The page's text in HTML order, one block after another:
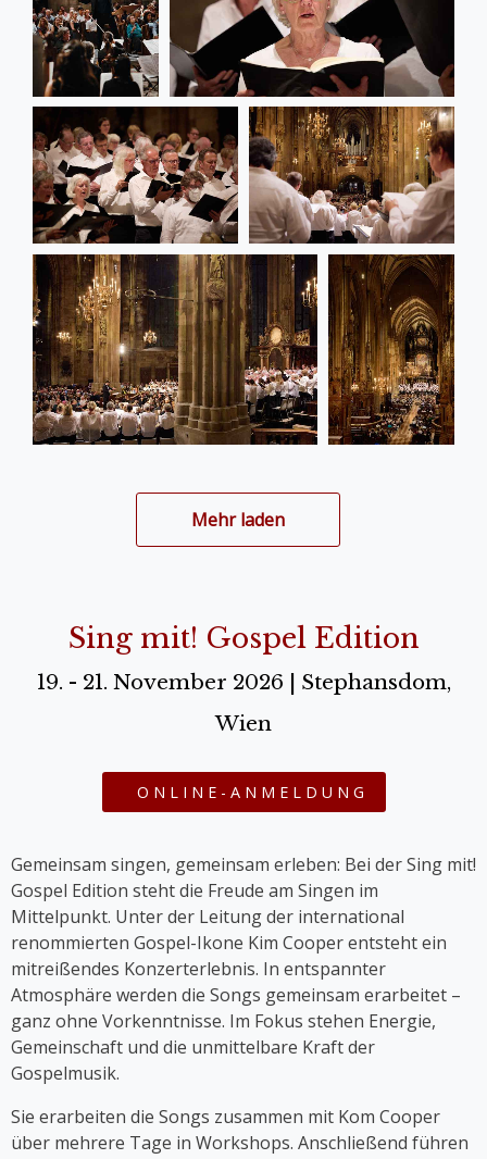
Mehr laden
Sing mit! Gospel Edition
19. - 21. November 2026 | Stephansdom,
Wien
ONLINE-ANMELDUNG
Gemeinsam singen, gemeinsam erleben: Bei der Sing mit!
Gospel Edition steht die Freude am Singen im
Mittelpunkt. Unter der Leitung der international
renommierten Gospel-Ikone Kim Cooper entsteht ein
mitreißendes Konzerterlebnis. In entspannter
Atmosphäre werden die Songs gemeinsam erarbeitet –
ganz ohne Vorkenntnisse. Im Fokus stehen Energie,
Gemeinschaft und die unmittelbare Kraft der
Gospelmusik.
Sie erarbeiten die Songs zusammen mit Kom Cooper
über mehrere Tage in Workshops. Anschließend führen